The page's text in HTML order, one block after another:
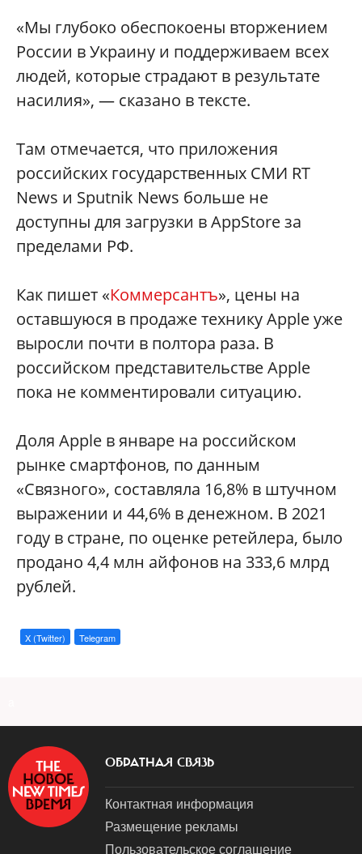
«Мы глубоко обеспокоены вторжением
России в Украину и поддерживаем всех
людей, которые страдают в результате
насилия», — сказано в тексте.
Там отмечается, что приложения
российских государственных СМИ RT
News и Sputnik News больше не
доступны для загрузки в AppStore за
пределами РФ.
Как пишет «Коммерсантъ», цены на
оставшуюся в продаже технику Apple уже
выросли почти в полтора раза. В
российском представительстве Apple
пока не комментировали ситуацию.
Доля Apple в январе на российском
рынке смартфонов, по данным
«Связного», составляла 16,8% в штучном
выражении и 44,6% в денежном. В 2021
году в стране, по оценке ретейлера, было
продано 4,4 млн айфонов на 333,6 млрд
рублей.
X (Twitter) Telegram
ОБРАТНАЯ СВЯЗЬ
Контактная информация
Размещение рекламы
Пользовательское соглашение